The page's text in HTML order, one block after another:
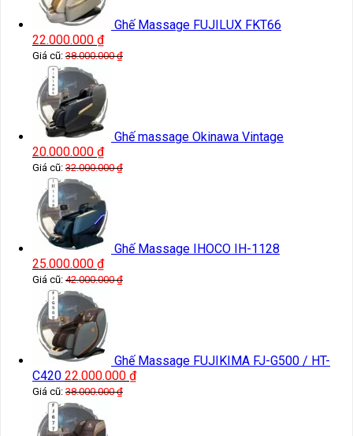
Ghế Massage FUJILUX FKT66
22.000.000 ₫
Giá cũ: 38.000.000₫
Ghế massage Okinawa Vintage
20.000.000 ₫
Giá cũ: 32.000.000₫
Ghế Massage IHOCO IH-1128
25.000.000 ₫
Giá cũ: 42.000.000₫
Ghế Massage FUJIKIMA FJ-G500 / HT-
C420 22.000.000 ₫
Giá cũ: 38.000.000₫